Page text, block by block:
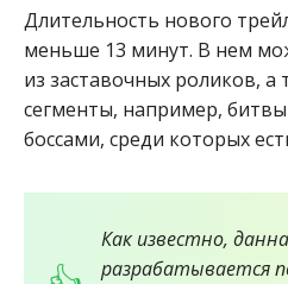
Длительность нового
меньше 13 минут. В нем
из заставочных роликов,
сегменты, например,
боссами, среди которых
Как известно,
разрабатывается